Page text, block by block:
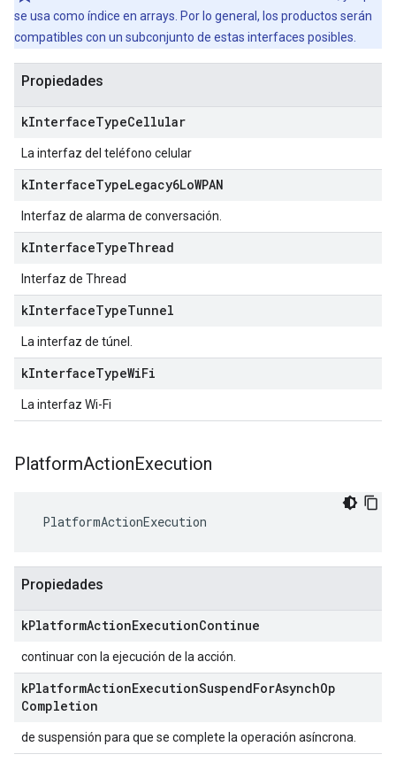
se usa como índice en arrays. Por lo general, los productos serán
compatibles con un subconjunto de estas interfaces posibles.
Propiedades
kInterfaceTypeCellular
La interfaz del teléfono celular
kInterfaceTypeLegacy6LoWPAN
Interfaz de alarma de conversación.
kInterfaceTypeThread
Interfaz de Thread
kInterfaceTypeTunnel
La interfaz de túnel.
kInterfaceTypeWiFi
La interfaz Wi-Fi
PlatformActionExecution
PlatformActionExecution
Propiedades
kPlatformActionExecutionContinue
continuar con la ejecución de la acción.
kPlatformActionExecutionSuspendForAsynchOp
Completion
de suspensión para que se complete la operación asíncrona.